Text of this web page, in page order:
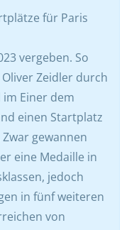
für Paris
vergeben. So
Zeidler durch
Einer dem
einen Startplatz
gewannen
eine Medaille in
jedoch
in fünf weiteren
von